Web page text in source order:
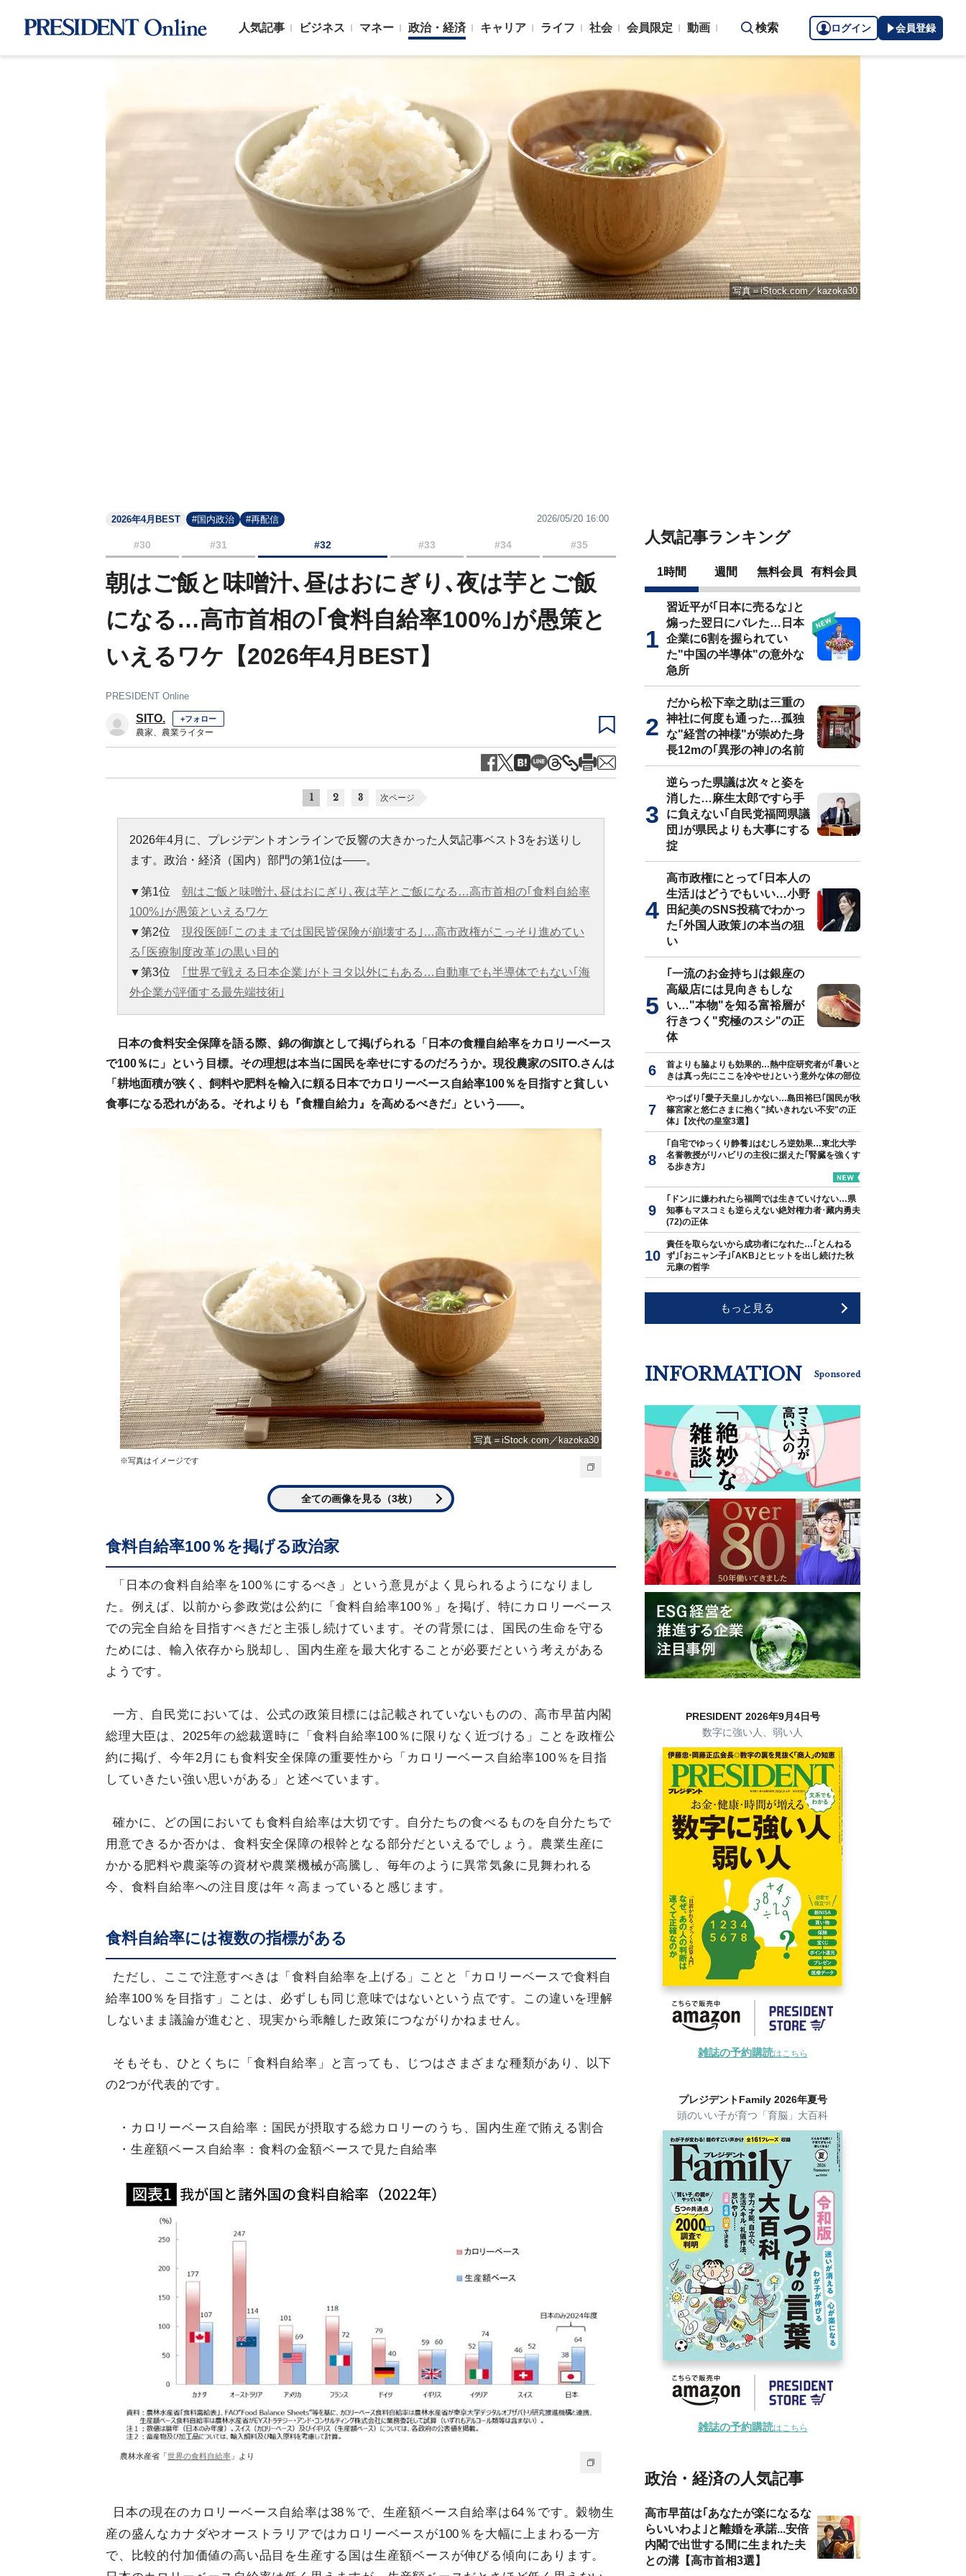
人気記事 ビジネス マネー 政治・経済 キャリア ライフ 社会 会員限定 動画 検索 ログイン 会員登録
写真＝iStock.com／kazoka30
2026年4月BEST #国内政治 #再配信 2026/05/20 16:00
#30 #31 #32 #33 #34 #35
朝はご飯と味噌汁､昼はおにぎり､夜は芋とご飯
になる…高市首相の｢食料自給率100%｣が愚策と
いえるワケ【2026年4月BEST】
PRESIDENT Online
SITO. +フォロー
農家、農業ライター
1 2 3 次ページ
2026年4月に、プレジデントオンラインで反響の大きかった人気記事ベスト3をお送りし
ます。政治・経済（国内）部門の第1位は――。
▼第1位 朝はご飯と味噌汁､昼はおにぎり､夜は芋とご飯になる…高市首相の｢食料自給率
100%｣が愚策といえるワケ
▼第2位 現役医師｢このままでは国民皆保険が崩壊する｣…高市政権がこっそり進めてい
る｢医療制度改革｣の黒い目的
▼第3位
｢世界で戦える日本企業｣がトヨタ以外にもある…自動車でも半導体でもない｢海
外企業が評価する最先端技術｣
日本の食料安全保障を語る際、錦の御旗として掲げられる「日本の食糧自給率をカロリーベース
で100％に」という目標。その理想は本当に国民を幸せにするのだろうか。現役農家のSITO.さんは
「耕地面積が狭く、飼料や肥料を輸入に頼る日本でカロリーベース自給率100％を目指すと貧しい
食事になる恐れがある。それよりも『食糧自給力』を高めるべきだ」という――。
写真＝iStock.com／kazoka30
※写真はイメージです
全ての画像を見る（3枚）
食料自給率100％を掲げる政治家
「日本の食料自給率を100％にするべき」という意見がよく見られるようになりまし
た。例えば、以前から参政党は公約に「食料自給率100％」を掲げ、特にカロリーベース
での完全自給を目指すべきだと主張し続けています。その背景には、国民の生命を守る
ためには、輸入依存から脱却し、国内生産を最大化することが必要だという考えがある
ようです。
一方、自民党においては、公式の政策目標には記載されていないものの、高市早苗内閣
総理大臣は、2025年の総裁選時に「食料自給率100％に限りなく近づける」ことを政権公
約に掲げ、今年2月にも食料安全保障の重要性から「カロリーベース自給率100％を目指
していきたい強い思いがある」と述べています。
確かに、どの国においても食料自給率は大切です。自分たちの食べるものを自分たちで
用意できるか否かは、食料安全保障の根幹となる部分だといえるでしょう。農業生産に
かかる肥料や農薬等の資材や農業機械が高騰し、毎年のように異常気象に見舞われる
今、食料自給率への注目度は年々高まっていると感じます。
食料自給率には複数の指標がある
ただし、ここで注意すべきは「食料自給率を上げる」ことと「カロリーベースで食料自
給率100％を目指す」ことは、必ずしも同じ意味ではないという点です。この違いを理解
しないまま議論が進むと、現実から乖離した政策につながりかねません。
そもそも、ひとくちに「食料自給率」と言っても、じつはさまざまな種類があり、以下
の2つが代表的です。
・カロリーベース自給率：国民が摂取する総カロリーのうち、国内生産で賄える割合
・生産額ベース自給率：食料の金額ベースで見た自給率
農林水産省「世界の食料自給率 」より
日本の現在のカロリーベース自給率は38％で、生産額ベース自給率は64％です。穀物生
産の盛んなカナダやオーストラリアではカロリーベースが100％を大幅に上まわる一方
で、比較的付加価値の高い品目を生産する国は生産額ベースが伸びる傾向にあります。
人気記事ランキング
1時間 週間 無料会員 有料会員
習近平が｢日本に売るな｣と
煽った翌日にバレた…日本
企業に6割を握られてい
た"中国の半導体"の意外な
急所
だから松下幸之助は三重の
神社に何度も通った…孤独
な"経営の神様"が崇めた身
長12mの｢異形の神｣の名前
逆らった県議は次々と姿を
消した…麻生太郎ですら手
に負えない｢自民党福岡県議
団｣が県民よりも大事にする
掟
高市政権にとって｢日本人の
生活｣はどうでもいい…小野
田紀美のSNS投稿でわかっ
た｢外国人政策｣の本当の狙
い
｢一流のお金持ち｣は銀座の
高級店には見向きもしな
い…"本物"を知る富裕層が
行きつく"究極のスシ"の正
体
首よりも脇よりも効果的…熱中症研究者が｢暑いと
きは真っ先にここを冷やせ｣という意外な体の部位
やっぱり｢愛子天皇｣しかない…島田裕巳｢国民が秋
篠宮家と悠仁さまに抱く"拭いきれない不安"の正
体｣【次代の皇室3選】
｢自宅でゆっくり静養｣はむしろ逆効果…東北大学
名誉教授がリハビリの主役に据えた｢腎臓を強くす
る歩き方｣
｢ドン｣に嫌われたら福岡では生きていけない…県
知事もマスコミも逆らえない絶対権力者･藏内勇夫
(72)の正体
責任を取らないから成功者になれた…｢とんねる
ず｣｢おニャン子｣｢AKB｣とヒットを出し続けた秋
元康の哲学
もっと見る
INFORMATION Sponsored
PRESIDENT 2026年9月4日号
数字に強い人、弱い人
雑誌の予約購読はこちら
プレジデントFamily 2026年夏号
頭のいい子が育つ「育脳」大百科
雑誌の予約購読はこちら
政治・経済の人気記事
高市早苗は｢あなたが楽になるな
らいいわよ｣と離婚を承諾...安倍
内閣で出世する間に生まれた夫
との溝【高市首相3選】